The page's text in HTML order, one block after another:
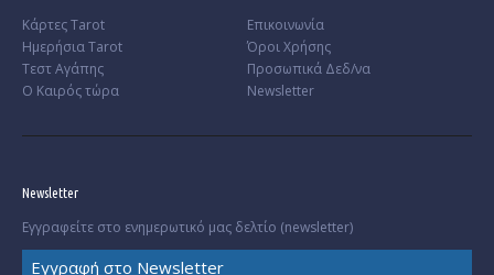
Κάρτες Tarot
Ημερήσια Tarot
Τεστ Αγάπης
Ο Καιρός τώρα
Επικοινωνία
Όροι Χρήσης
Προσωπικά Δεδ/να
Newsletter
Newsletter
Εγγραφείτε στο ενημερωτικό μας δελτίο (newsletter)
Εγγραφή στο Newsletter